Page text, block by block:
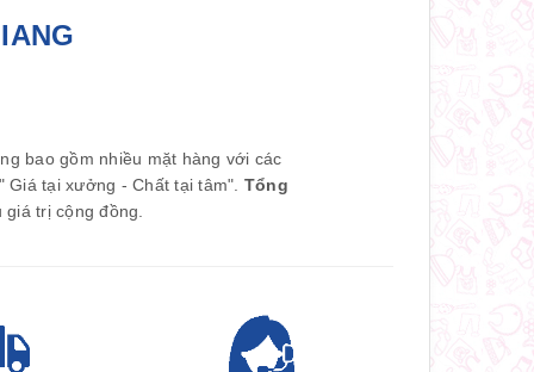
bao gồm nhiều mặt hàng với các
Giá tại xưởng - Chất tại tâm". Tổng
trị cộng đồng.